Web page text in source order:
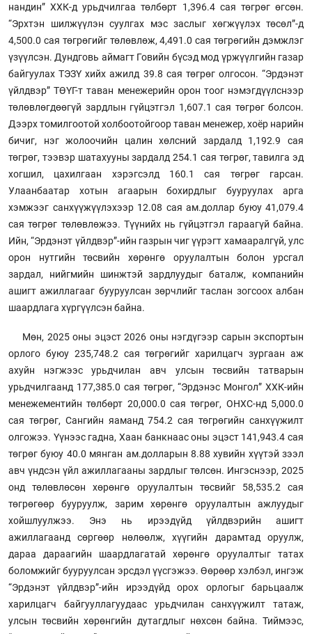
нандин” ХХК-д урьдчилгаа төлбөрт 1,396.4 сая төгрөг өгсөн.
“Эрхтэн шилжүүлэн суулгах мэс заслыг хөгжүүлэх төсөл”-д
4,500.0 сая төгрөгийг төлөвлөж, 4,491.0 сая төгрөгийн дэмжлэг
үзүүлсэн. Дундговь аймагт Говийн бүсэд мод үржүүлгийн газар
байгуулах ТЭЗҮ хийх ажилд 39.8 сая төгрөг олгосон. “Эрдэнэт
үйлдвэр” ТӨҮГ-т таван менежерийн орон тоог нэмэгдүүлснээр
төлөвлөгдөөгүй зардлын гүйцэтгэл 1,607.1 сая төгрөг болсон.
Дээрх томилгоотой холбоотойгоор таван менежер, хоёр нарийн
бичиг, нэг жолоочийн цалин хөлсний зардалд 1,192.9 сая
төгрөг, тээвэр шатахууны зардалд 254.1 сая төгрөг, тавилга эд
хогшил, цахилгаан хэрэгсэлд 160.1 сая төгрөг гарсан.
Улаанбаатар хотын агаарын бохирдлыг бууруулах арга
хэмжээг санхүүжүүлэхээр 12.08 сая ам.доллар буюу 41,079.4
сая төгрөг төлөвлөжээ. Түүнийх нь гүйцэтгэл гараагүй байна.
Ийн, “Эрдэнэт үйлдвэр”-ийн газрын чиг үүрэгт хамааралгүй, улс
орон нутгийн төсвийн хөрөнгө оруулалтын болон урсгал
зардал, нийгмийн шинжтэй зардлуудыг баталж, компанийн
ашигт ажиллагааг бууруулсан зөрчлийг таслан зогсоох албан
шаардлага хүргүүлсэн байна.
Мөн, 2025 оны эцэст 2026 оны нэгдүгээр сарын экспортын
орлого буюу 235,748.2 сая төгрөгийг харилцагч зургаан аж
ахуйн нэгжээс урьдчилан авч улсын төсвийн татварын
урьдчилгаанд 177,385.0 сая төгрөг, “Эрдэнэс Монгол” ХХК-ийн
менежементийн төлбөрт 20,000.0 сая төгрөг, ОНХС-нд 5,000.0
сая төгрөг, Сангийн яаманд 754.2 сая төгрөгийн санхүүжилт
олгожээ. Үүнээс гадна, Хаан банкнаас оны эцэст 141,943.4 сая
төгрөг буюу 40.0 мянган ам.долларын 8.88 хувийн хүүтэй зээл
авч үндсэн үйл ажиллагааны зардлыг төлсөн. Ингэснээр, 2025
онд төлөвлөсөн хөрөнгө оруулалтын төсвийг 58,535.2 сая
төгрөгөөр бууруулж, зарим хөрөнгө оруулалтын ажлуудыг
хойшлуулжээ. Энэ нь ирээдүйд үйлдвэрийн ашигт
ажиллагаанд сөргөөр нөлөөлж, хүүгийн дарамтад оруулж,
дараа дараагийн шаардлагатай хөрөнгө оруулалтыг татах
боломжийг бууруулсан эрсдэл үүсгэжээ. Өөрөөр хэлбэл, ингэж
“Эрдэнэт үйлдвэр”-ийн ирээдүйд орох орлогыг барьцаалж
харилцагч байгууллагуудаас урьдчилан санхүүжилт татаж,
улсын төсвийн хөрөнгийн дутагдлыг нөхсөн байна. Тиймээс,